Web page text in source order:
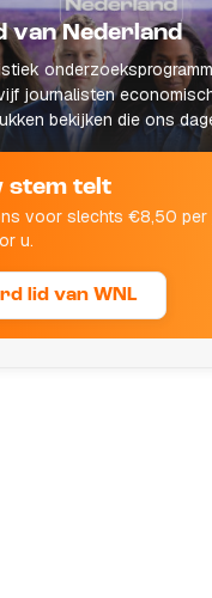
van Nederland
journalisten
bekijken die ons
stem telt
voor slechts €8,50 per
u.
lid van WNL